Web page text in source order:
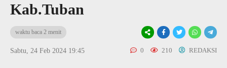
Kab.Tuban
waktu baca 2 menit
Sabtu, 24 Feb 2024 19:45 0 210 REDAKSI